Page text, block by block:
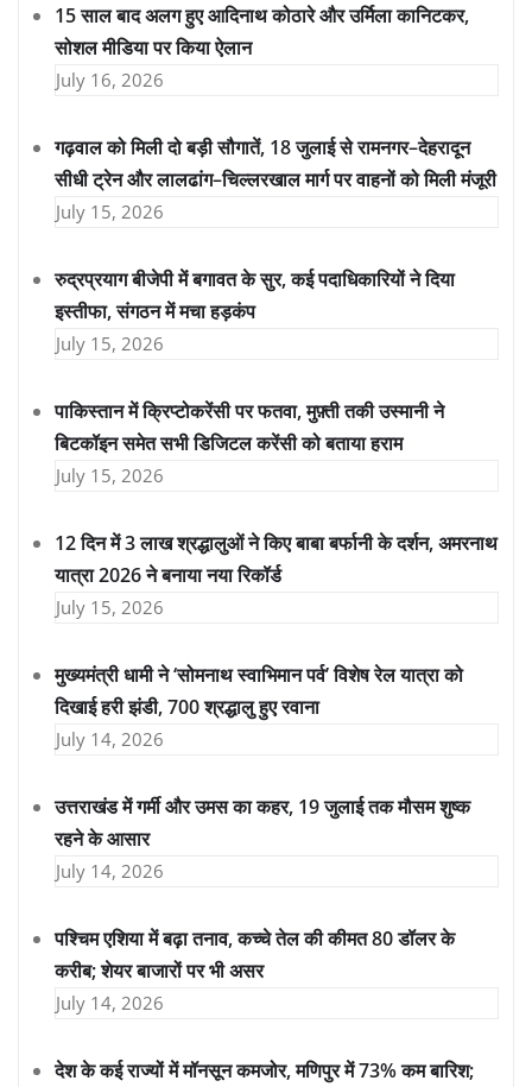
15 साल बाद अलग हुए आदिनाथ कोठारे और उर्मिला कानिटकर,
सोशल मीडिया पर किया ऐलान
July 16, 2026
गढ़वाल को मिली दो बड़ी सौगातें, 18 जुलाई से रामनगर–देहरादून
सीधी ट्रेन और लालढांग–चिल्लरखाल मार्ग पर वाहनों को मिली मंजूरी
July 15, 2026
रुद्रप्रयाग बीजेपी में बगावत के सुर, कई पदाधिकारियों ने दिया
इस्तीफा, संगठन में मचा हड़कंप
July 15, 2026
पाकिस्तान में क्रिप्टोकरेंसी पर फतवा, मुफ़्ती तकी उस्मानी ने
बिटकॉइन समेत सभी डिजिटल करेंसी को बताया हराम
July 15, 2026
12 दिन में 3 लाख श्रद्धालुओं ने किए बाबा बर्फानी के दर्शन, अमरनाथ
यात्रा 2026 ने बनाया नया रिकॉर्ड
July 15, 2026
मुख्यमंत्री धामी ने ‘सोमनाथ स्वाभिमान पर्व’ विशेष रेल यात्रा को
दिखाई हरी झंडी, 700 श्रद्धालु हुए रवाना
July 14, 2026
उत्तराखंड में गर्मी और उमस का कहर, 19 जुलाई तक मौसम शुष्क
रहने के आसार
July 14, 2026
पश्चिम एशिया में बढ़ा तनाव, कच्चे तेल की कीमत 80 डॉलर के
करीब; शेयर बाजारों पर भी असर
July 14, 2026
देश के कई राज्यों में मॉनसून कमजोर, मणिपुर में 73% कम बारिश;